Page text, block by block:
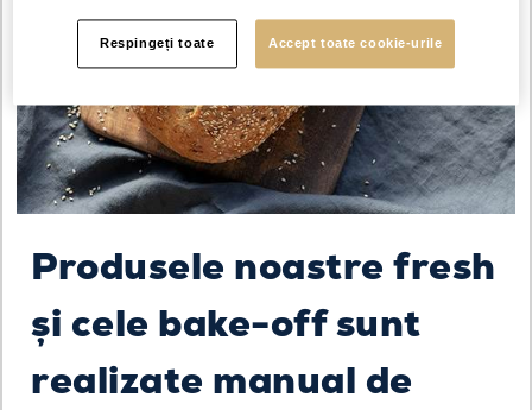
Produsele noastre fresh
și cele bake-off sunt
realizate manual de
Respingeți toate Accept toate cookie-urile